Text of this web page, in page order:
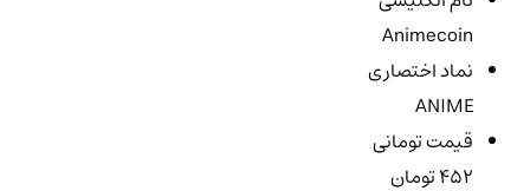
Animecoin
نماد اختصاری
ANIME
قیمت تومانی
452 تومان